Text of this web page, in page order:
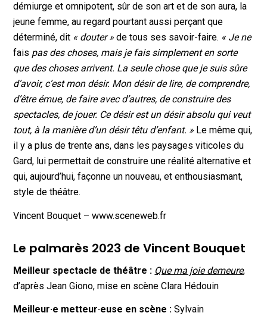
démiurge et omnipotent, sûr de son art et de son aura, la
jeune femme, au regard pourtant aussi perçant que
déterminé, dit « douter » de tous ses savoir-faire. « Je ne
fais pas des choses, mais je fais simplement en sorte
que des choses arrivent. La seule chose que je suis sûre
d’avoir, c’est mon désir. Mon désir de lire, de comprendre,
d’être émue, de faire avec d’autres, de construire des
spectacles, de jouer. Ce désir est un désir absolu qui veut
tout, à la manière d’un désir têtu d’enfant. » Le même qui,
il y a plus de trente ans, dans les paysages viticoles du
Gard, lui permettait de construire une réalité alternative et
qui, aujourd’hui, façonne un nouveau, et enthousiasmant,
style de théâtre.
Vincent Bouquet – www.sceneweb.fr
Le palmarès 2023 de Vincent Bouquet
Meilleur spectacle de théâtre : Que ma joie demeure,
d’après Jean Giono, mise en scène Clara Hédouin
Meilleur·e metteur·euse en scène : Sylvain